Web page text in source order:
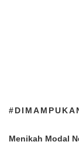
Menikah Modal